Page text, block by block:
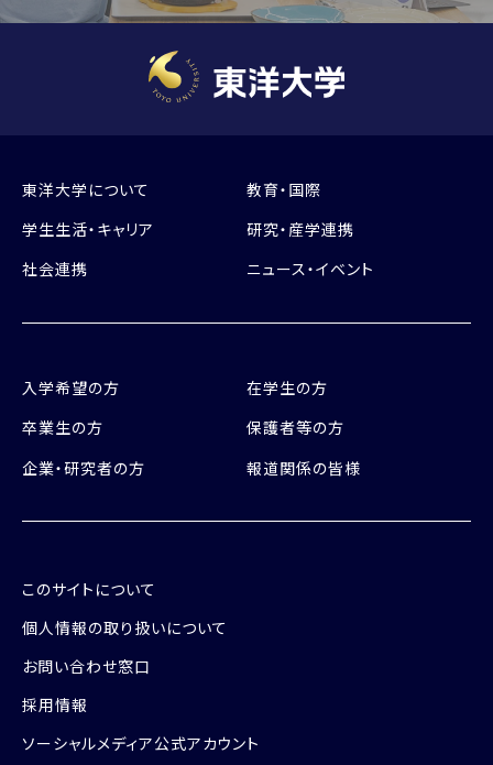
東洋大学について
教育・国際
学生生活・キャリア
研究・産学連携
社会連携
ニュース・イベント
入学希望の方
在学生の方
卒業生の方
保護者等の方
企業・研究者の方
報道関係の皆様
このサイトについて
個人情報の取り扱いについて
お問い合わせ窓口
採用情報
ソーシャルメディア公式アカウント